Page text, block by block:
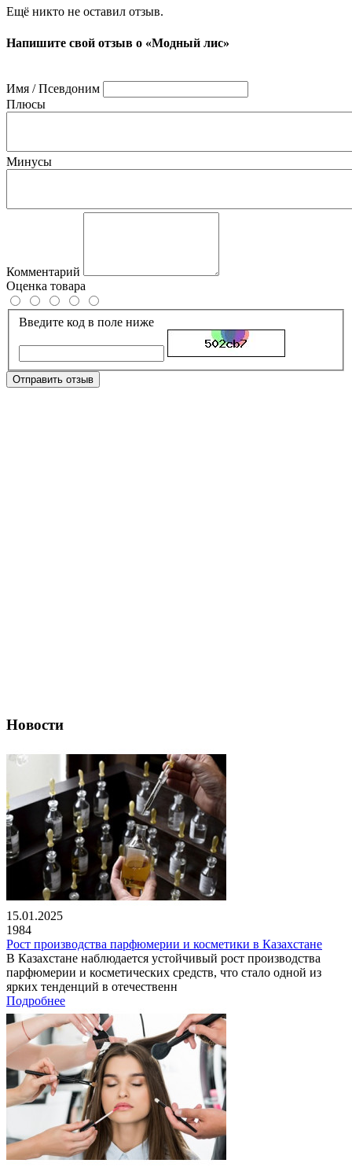
Ещё никто не оставил отзыв.
Напишите свой отзыв о «Модный лис»
Имя / Псевдоним
Плюсы
Минусы
Комментарий
Оценка товара
Введите код в поле ниже
Отправить отзыв
Новости
15.01.2025
1984
Рост производства парфюмерии и косметики в Казахстане
В Казахстане наблюдается устойчивый рост производства
парфюмерии и косметических средств, что стало одной из
ярких тенденций в отечественн
Подробнее